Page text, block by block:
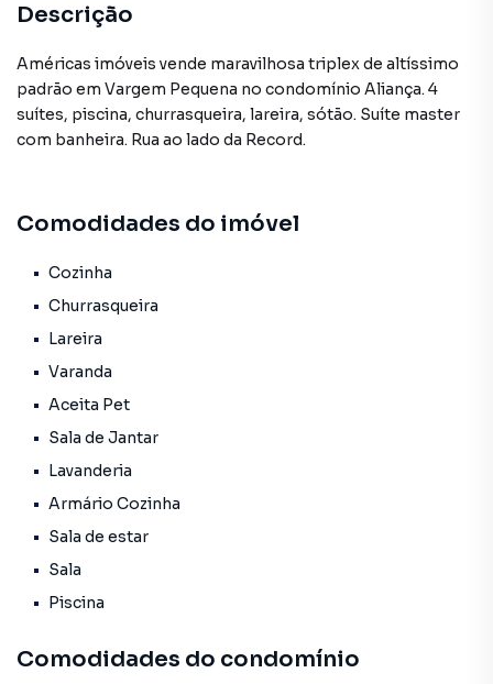
Churrasqueira
Aceita Pet
Sala de estar
Descrição
Américas imóveis vende maravilhosa triplex de altíssimo
padrão em Vargem Pequena no condomínio Aliança. 4
suítes, piscina, churrasqueira, lareira, sótão. Suíte master
com banheira. Rua ao lado da Record.
Comodidades do imóvel
Cozinha
Churrasqueira
Lareira
Varanda
Aceita Pet
Sala de Jantar
Lavanderia
Armário Cozinha
Sala de estar
Sala
Piscina
Comodidades do condomínio